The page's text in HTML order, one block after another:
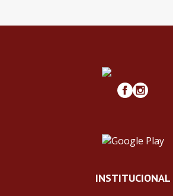
INSTITUCIONAL